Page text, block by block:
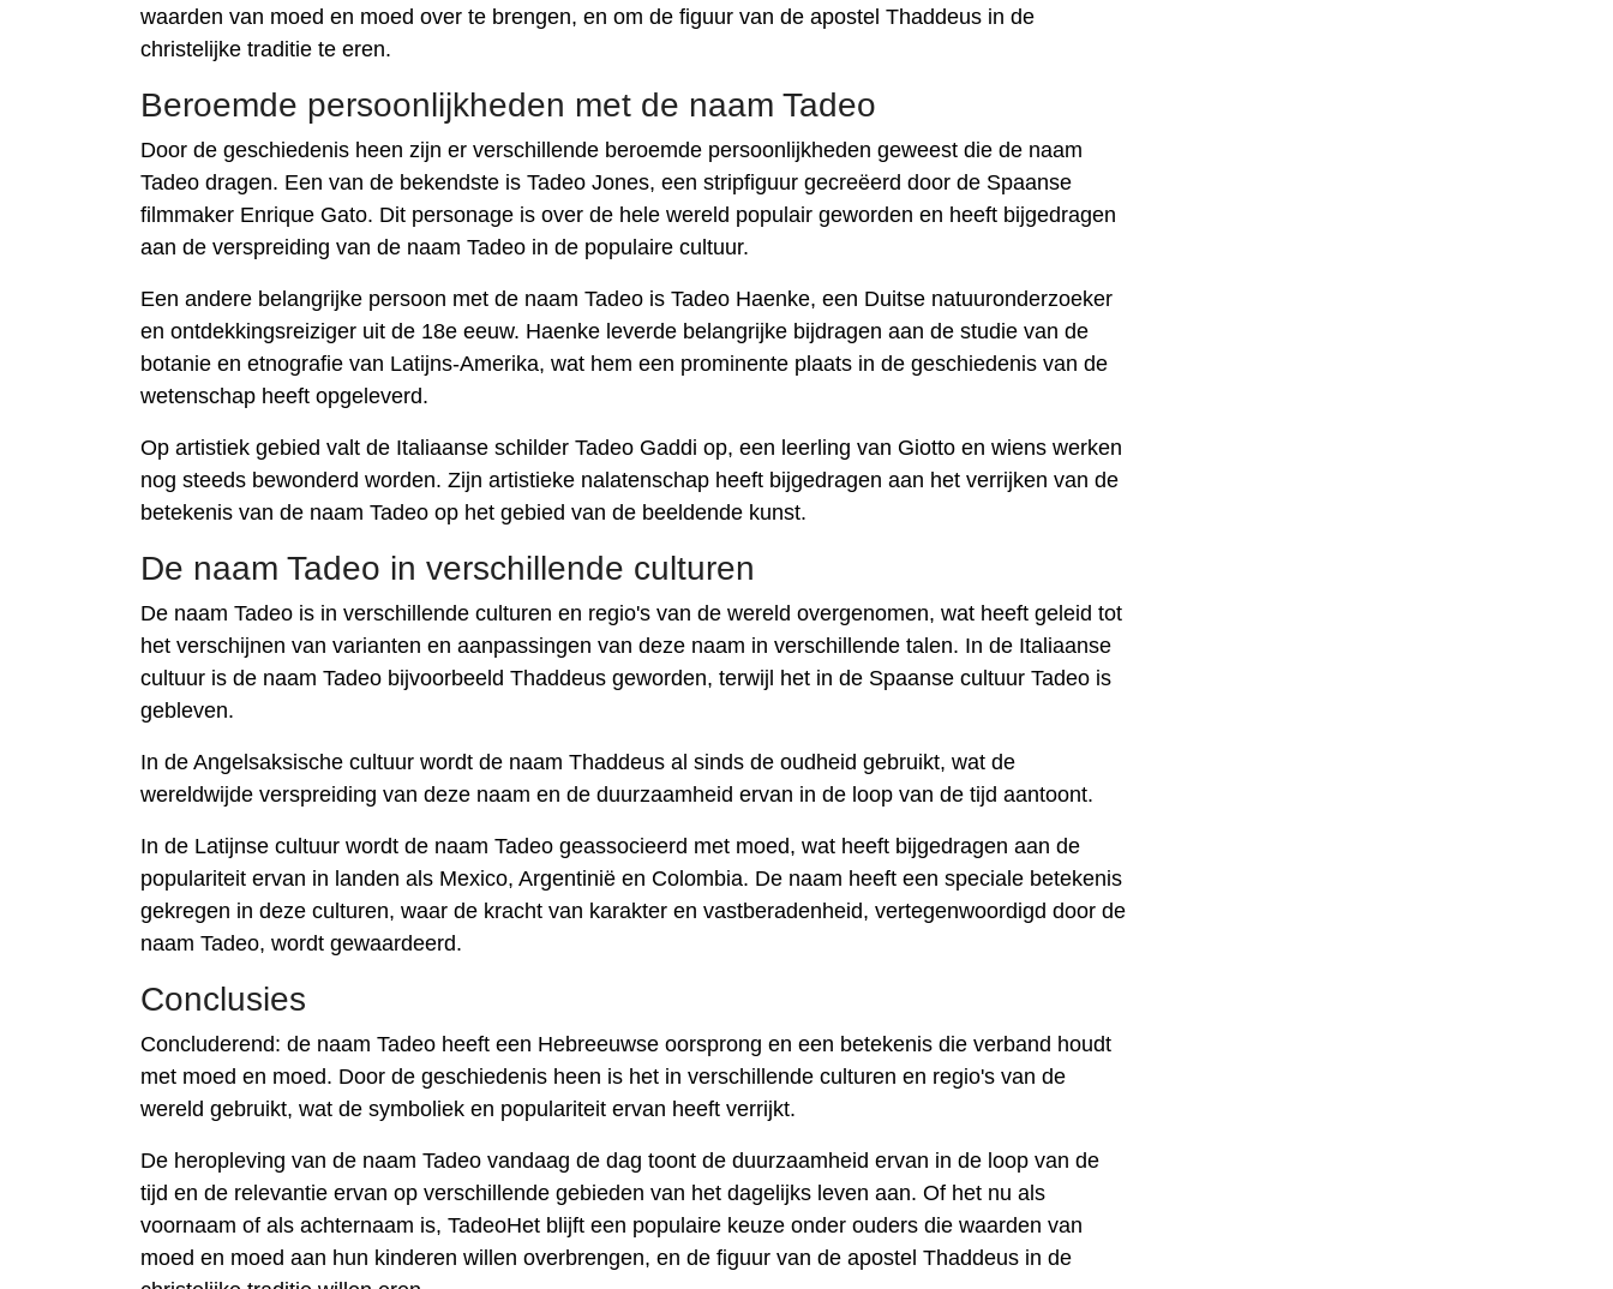
waarden van moed en moed over te brengen, en om de figuur van de apostel Thaddeus in de
christelijke traditie te eren.
Beroemde persoonlijkheden met de naam Tadeo
Door de geschiedenis heen zijn er verschillende beroemde persoonlijkheden geweest die de naam
Tadeo dragen. Een van de bekendste is Tadeo Jones, een stripfiguur gecreëerd door de Spaanse
filmmaker Enrique Gato. Dit personage is over de hele wereld populair geworden en heeft bijgedragen
aan de verspreiding van de naam Tadeo in de populaire cultuur.
Een andere belangrijke persoon met de naam Tadeo is Tadeo Haenke, een Duitse natuuronderzoeker
en ontdekkingsreiziger uit de 18e eeuw. Haenke leverde belangrijke bijdragen aan de studie van de
botanie en etnografie van Latijns-Amerika, wat hem een ​​prominente plaats in de geschiedenis van de
wetenschap heeft opgeleverd.
Op artistiek gebied valt de Italiaanse schilder Tadeo Gaddi op, een leerling van Giotto en wiens werken
nog steeds bewonderd worden. Zijn artistieke nalatenschap heeft bijgedragen aan het verrijken van de
betekenis van de naam Tadeo op het gebied van de beeldende kunst.
De naam Tadeo in verschillende culturen
De naam Tadeo is in verschillende culturen en regio's van de wereld overgenomen, wat heeft geleid tot
het verschijnen van varianten en aanpassingen van deze naam in verschillende talen. In de Italiaanse
cultuur is de naam Tadeo bijvoorbeeld Thaddeus geworden, terwijl het in de Spaanse cultuur Tadeo is
gebleven.
In de Angelsaksische cultuur wordt de naam Thaddeus al sinds de oudheid gebruikt, wat de
wereldwijde verspreiding van deze naam en de duurzaamheid ervan in de loop van de tijd aantoont.
In de Latijnse cultuur wordt de naam Tadeo geassocieerd met moed, wat heeft bijgedragen aan de
populariteit ervan in landen als Mexico, Argentinië en Colombia. De naam heeft een speciale betekenis
gekregen in deze culturen, waar de kracht van karakter en vastberadenheid, vertegenwoordigd door de
naam Tadeo, wordt gewaardeerd.
Conclusies
Concluderend: de naam Tadeo heeft een Hebreeuwse oorsprong en een betekenis die verband houdt
met moed en moed. Door de geschiedenis heen is het in verschillende culturen en regio's van de
wereld gebruikt, wat de symboliek en populariteit ervan heeft verrijkt.
De heropleving van de naam Tadeo vandaag de dag toont de duurzaamheid ervan in de loop van de
tijd en de relevantie ervan op verschillende gebieden van het dagelijks leven aan. Of het nu als
voornaam of als achternaam is, TadeoHet blijft een populaire keuze onder ouders die waarden van
moed en moed aan hun kinderen willen overbrengen, en de figuur van de apostel Thaddeus in de